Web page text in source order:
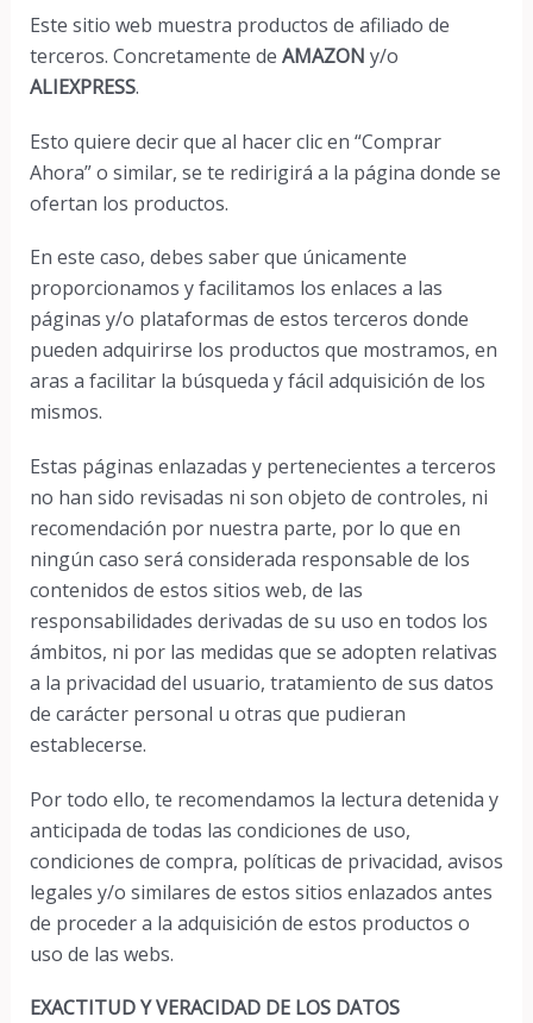
Este sitio web muestra productos de afiliado de
terceros. Concretamente de AMAZON y/o
ALIEXPRESS.
Esto quiere decir que al hacer clic en “Comprar
Ahora” o similar, se te redirigirá a la página donde se
ofertan los productos.
En este caso, debes saber que únicamente
proporcionamos y facilitamos los enlaces a las
páginas y/o plataformas de estos terceros donde
pueden adquirirse los productos que mostramos, en
aras a facilitar la búsqueda y fácil adquisición de los
mismos.
Estas páginas enlazadas y pertenecientes a terceros
no han sido revisadas ni son objeto de controles, ni
recomendación por nuestra parte, por lo que en
ningún caso será considerada responsable de los
contenidos de estos sitios web, de las
responsabilidades derivadas de su uso en todos los
ámbitos, ni por las medidas que se adopten relativas
a la privacidad del usuario, tratamiento de sus datos
de carácter personal u otras que pudieran
establecerse.
Por todo ello, te recomendamos la lectura detenida y
anticipada de todas las condiciones de uso,
condiciones de compra, políticas de privacidad, avisos
legales y/o similares de estos sitios enlazados antes
de proceder a la adquisición de estos productos o
uso de las webs.
EXACTITUD Y VERACIDAD DE LOS DATOS